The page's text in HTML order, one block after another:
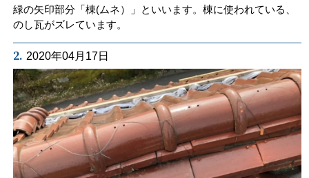
緑の矢印部分「棟(ムネ）」といいます。棟に使われている、
のし瓦がズレています。
2. 2020年04月17日